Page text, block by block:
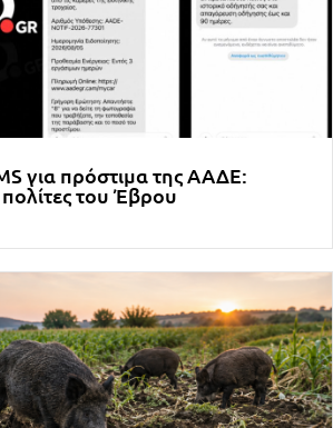
για πρόστιμα της ΑΑΔΕ:
του Έβρου